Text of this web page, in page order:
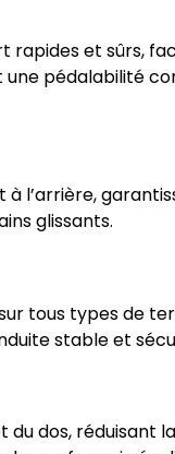
et sûrs,
pédalabilité
à l’arrière,
glissants.
tous types de
stable et
dos, réduisant